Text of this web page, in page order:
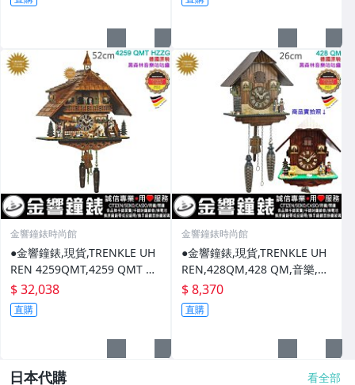
金響鐘錶時尚館
●金響鐘錶,現貨,TRENKLE UH
REN 4259QMT,4259 QMT HZ
ZG,黑森林,咕咕鐘,原木原野鄉
村屋
$ 32,038
直購
金響鐘錶時尚館
●金響鐘錶,現貨,TRENKLE UH
REN,428QM,428 QM,音樂,黑
森林,咕咕鐘,原木手工原野鄉村
屋,德國製
$ 8,370
直購
日本代購 看全部